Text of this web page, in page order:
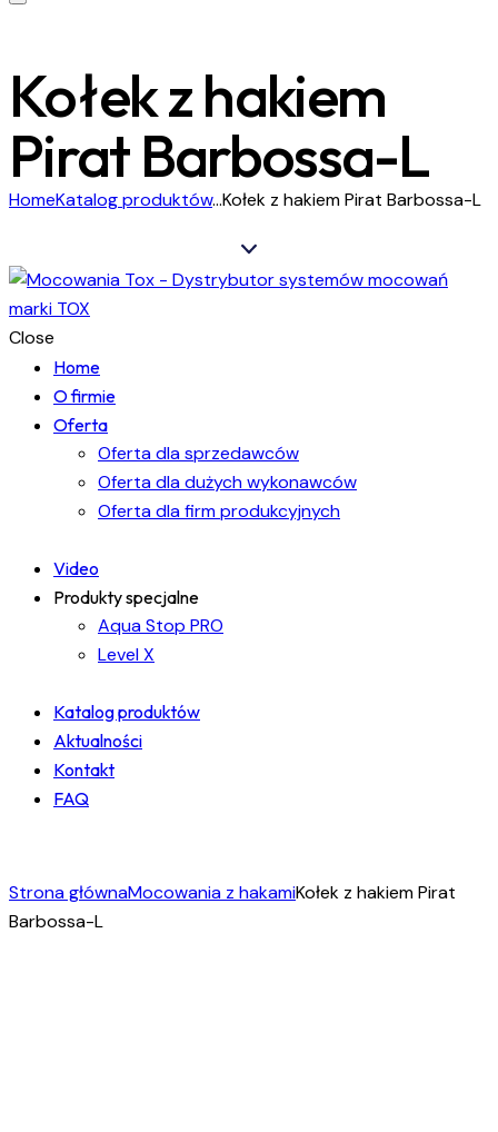
Kołek z hakiem
Pirat Barbossa-L
HomeKatalog produktów...Kołek z hakiem Pirat Barbossa-L
Close
Home
O firmie
Oferta
Oferta dla sprzedawców
Oferta dla dużych wykonawców
Oferta dla firm produkcyjnych
Video
Produkty specjalne
Aqua Stop PRO
Level X
Katalog produktów
Aktualności
Kontakt
FAQ
1
Strona głównaMocowania z hakamiKołek z hakiem Pirat
Barbossa-L